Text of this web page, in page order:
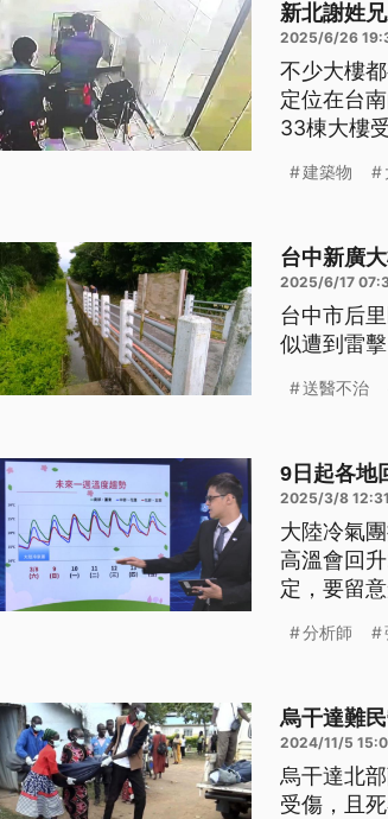
新北謝姓
2025/6/26
不少大樓
定位在台
33棟大樓
建築物
台中新廣
2025/6/17
台中市后
似遭到雷
送醫不治
9日起各地
2025/3/8 12:31
大陸冷氣
高溫會回
定，要留
分析師
烏干達難
2024/11/5
烏干達北
受傷，且